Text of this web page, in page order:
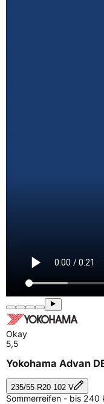
Okay
5,5
Yokohama Advan
235/55 R20 102 V
Sommerreifen - bis